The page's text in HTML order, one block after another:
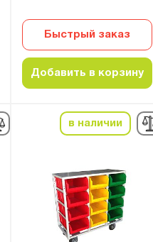
Быстрый заказ
Добавить в корзину
в наличии